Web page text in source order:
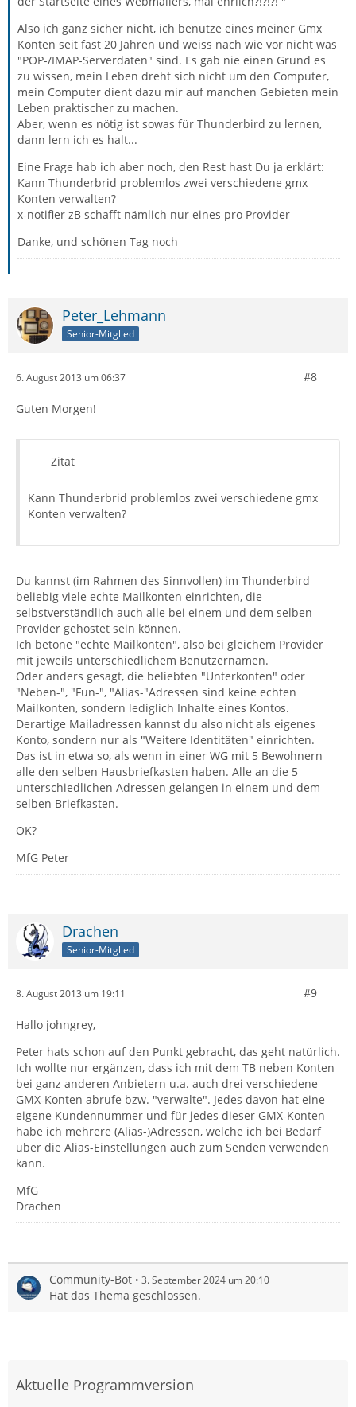
Also ich ganz sicher nicht, ich benutze eines meiner Gmx
Konten seit fast 20 Jahren und weiss nach wie vor nicht was
"POP-/IMAP-Serverdaten" sind. Es gab nie einen Grund es
zu wissen, mein Leben dreht sich nicht um den Computer,
mein Computer dient dazu mir auf manchen Gebieten mein
Leben praktischer zu machen.
Aber, wenn es nötig ist sowas für Thunderbird zu lernen,
dann lern ich es halt...
Eine Frage hab ich aber noch, den Rest hast Du ja erklärt:
Kann Thunderbrid problemlos zwei verschiedene gmx
Konten verwalten?
x-notifier zB schafft nämlich nur eines pro Provider
Danke, und schönen Tag noch
Peter_Lehmann
Senior-Mitglied
6. August 2013 um 06:37 #8
Guten Morgen!
Zitat
Kann Thunderbrid problemlos zwei verschiedene gmx
Konten verwalten?
Du kannst (im Rahmen des Sinnvollen) im Thunderbird
beliebig viele echte Mailkonten einrichten, die
selbstverständlich auch alle bei einem und dem selben
Provider gehostet sein können.
Ich betone "echte Mailkonten", also bei gleichem Provider
mit jeweils unterschiedlichem Benutzernamen.
Oder anders gesagt, die beliebten "Unterkonten" oder
"Neben-", "Fun-", "Alias-"Adressen sind keine echten
Mailkonten, sondern lediglich Inhalte eines Kontos.
Derartige Mailadressen kannst du also nicht als eigenes
Konto, sondern nur als "Weitere Identitäten" einrichten.
Das ist in etwa so, als wenn in einer WG mit 5 Bewohnern
alle den selben Hausbriefkasten haben. Alle an die 5
unterschiedlichen Adressen gelangen in einem und dem
selben Briefkasten.
OK?
MfG Peter
Drachen
Senior-Mitglied
8. August 2013 um 19:11 #9
Hallo johngrey,
Peter hats schon auf den Punkt gebracht, das geht natürlich.
Ich wollte nur ergänzen, dass ich mit dem TB neben Konten
bei ganz anderen Anbietern u.a. auch drei verschiedene
GMX-Konten abrufe bzw. "verwalte". Jedes davon hat eine
eigene Kundennummer und für jedes dieser GMX-Konten
habe ich mehrere (Alias-)Adressen, welche ich bei Bedarf
über die Alias-Einstellungen auch zum Senden verwenden
kann.
MfG
Drachen
Community-Bot 3. September 2024 um 20:10
Hat das Thema geschlossen.
Aktuelle Programmversion